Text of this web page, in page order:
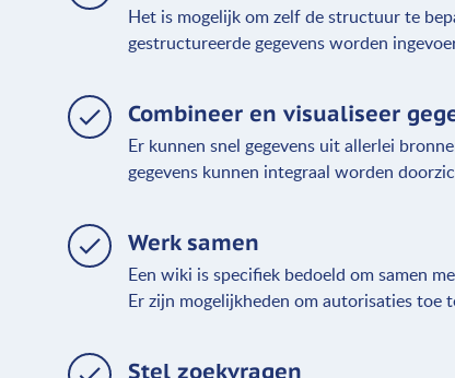
Het is mogelijk om zelf de structuur te
gestructureerde gegevens worden
Combineer en visualiseer
Er kunnen snel gegevens uit allerlei
gegevens kunnen integraal worden
Werk samen
Een wiki is specifiek bedoeld om samen
Er zijn mogelijkheden om autorisaties toe
Stel zoekvragen